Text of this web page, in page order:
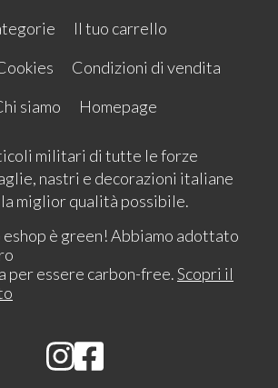
Il tuo carrello
Condizioni di vendita
siamo
Homepage
militari di tutte le forze
nastri e decorazioni italiane
miglior qualità possibile.
è green! Abbiamo adottato
per essere carbon-free.Scopri il